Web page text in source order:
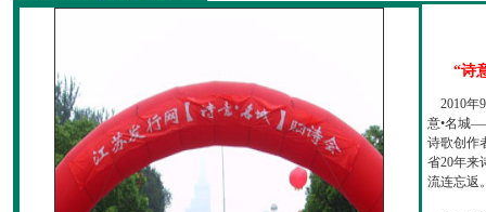
“诗
2010年
意•名城
诗歌创作
省20年来
流连忘返